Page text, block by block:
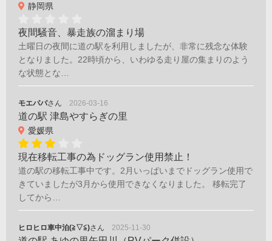
静岡県
夜間騒音、暴走族の溜まり場
土曜日の夜間に道の駅を利用しましたが、非常に残念な体験
となりました。22時頃から、いわゆる走り屋の集まりのよう
な状態とな…
モエパパさん 2026-03-16
道の駅 津島やすらぎの里
愛媛県
現在移転工事の為ドッグラン使用禁止！
道の駅の移転工事中です。2月いっぱいまでドッグラン使用で
きていましたが3月から使用できなくなりました。 移転完了
してから…
ヒロヒロ車中泊(≧▽≦)さん 2025-11-30